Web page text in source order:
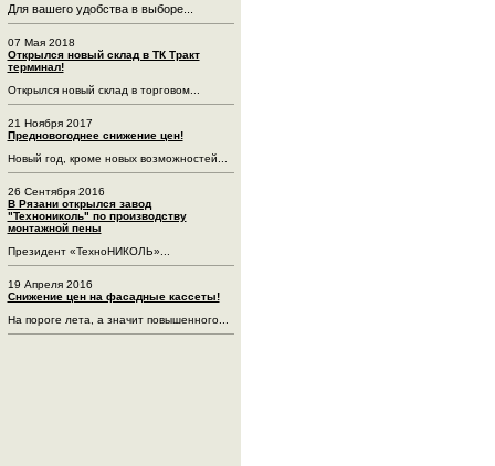
Для вашего удобства в выборе...
07 Мая 2018
Открылся новый склад в ТК Тракт
терминал!
Открылся новый склад в торговом...
21 Ноября 2017
Предновогоднее снижение цен!
Новый год, кроме новых возможностей...
26 Сентября 2016
В Рязани открылся завод
"Технониколь" по производству
монтажной пены
Президент «ТехноНИКОЛЬ»...
19 Апреля 2016
Снижение цен на фасадные кассеты!
На пороге лета, а значит повышенного...